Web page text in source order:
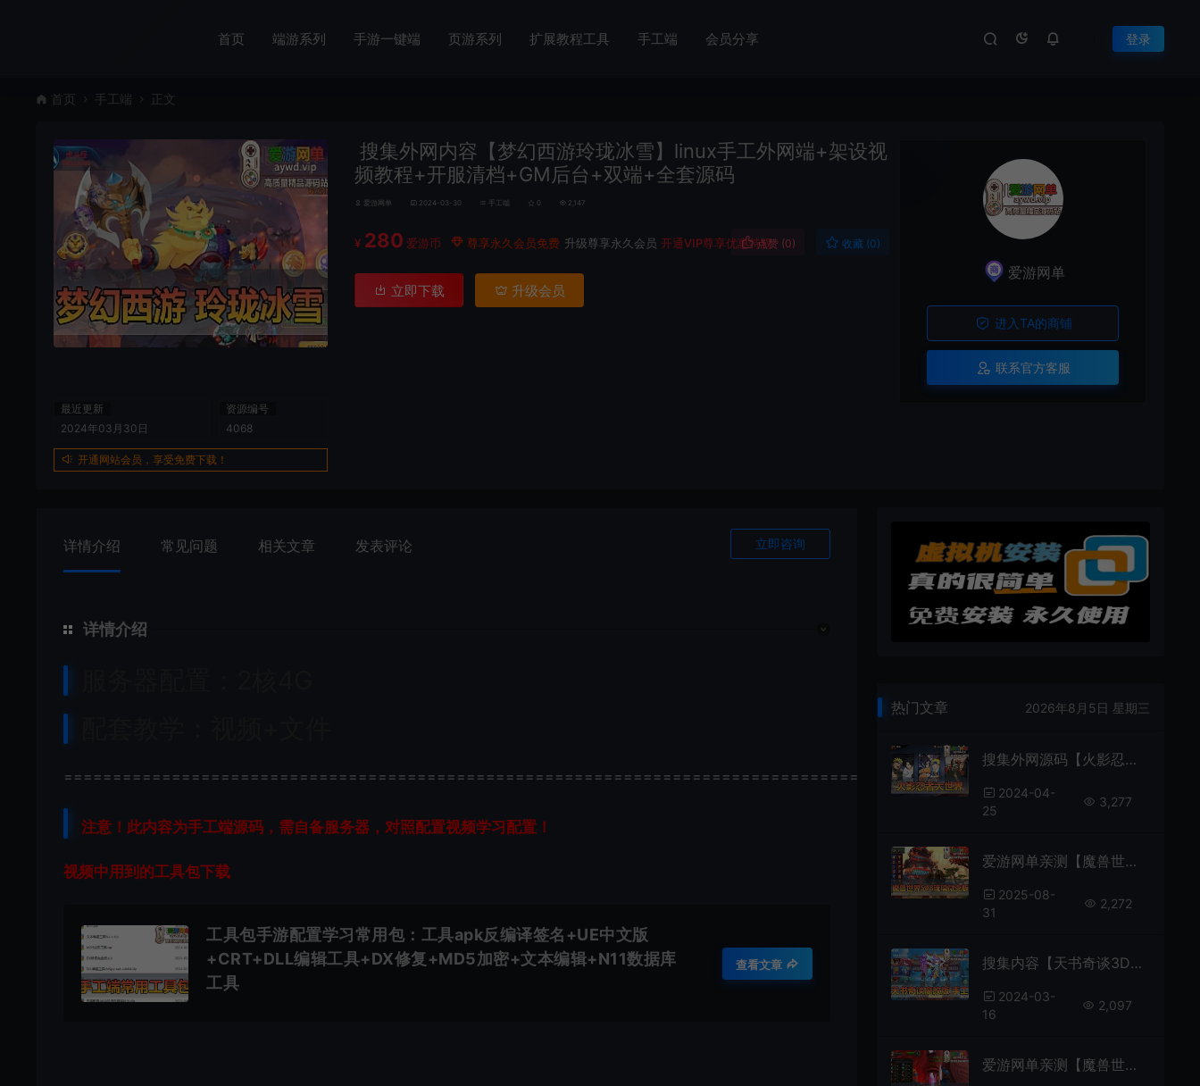
首页 端游系列 手游一键端 页游系列 扩展教程工具 手工端 会员分享 登录
首页 手工端 正文
最近更新
2024年03月30日
资源编号
4068
开通网站会员，享受免费下载！
搜集外网内容【梦幻西游玲珑冰雪】linux手工外网端+架设视
频教程+开服清档+GM后台+双端+全套源码
爱游网单 2024-03-30 手工端 0 2,147
¥ 280 爱游币 尊享永久会员免费 升级尊享永久会员 开通VIP尊享优惠特权
点赞 (0) 收藏 (0)
立即下载 升级会员
爱游网单
进入TA的商铺
联系官方客服
详情介绍 常见问题 相关文章 发表评论 立即咨询
详情介绍
===========================================================================================
注意！此内容为手工端源码，需自备服务器，对照配置视频学习配置！
视频中用到的工具包下载
工具包手游配置学习常用包：工具apk反编译签名+UE中文版
+CRT+DLL编辑工具+DX修复+MD5加密+文本编辑+N11数据库
工具
查看文章
热门文章 2026年8月5日 星期三
搜集外网源码【火影忍者大世界】linux手工外网端+架设视频教程+开服清档+运营后台+代理后台+授权GM后台+平台币内购+双端
2024-04-
25
3,277
爱游网单亲测【魔兽世界】最新整理琉璃548熊猫人微变单机版 机器人拍卖行 配套GM命令 物品代码表 账号注册网站 免虚拟机视频安装教学+外网文本教学
2025-08-
31
2,272
搜集内容【天书奇谈3D魔改版】linux手工外网端+架设视频教程+开服清档+假人陪玩+授权GM后台+无需域名+双端
2024-03-
16
2,097
爱游网单亲测【魔兽世界】单机版335云顶英雄冒险岛微变渐进版GM物品命令通用视频安装教学+外网文本教学